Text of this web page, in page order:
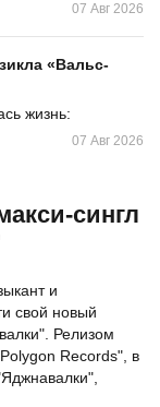
07 Авг 2026
«Вальс-
жизнь:
07 Авг 2026
сингл
и
свой новый
Релизом
Records", в